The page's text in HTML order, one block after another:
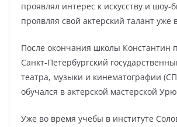
проявлял интерес к искусству и шоу-
проявляя свой актерский талант уже
После окончания школы Константин
Санкт-Петербургский
театра, музыки и кинематографии
обучался в актерской мастерской
Уже во время учебы в институте